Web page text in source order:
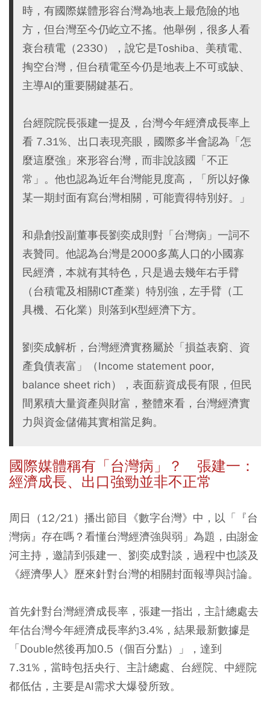
時，有國際媒體形容台灣為地表上最危險的地
方，但台灣至今仍屹立不搖。他舉例，很多人看
衰台積電（2330），說它是Toshiba、美積電、
掏空台灣，但台積電至今仍是地表上不可或缺、
主導AI的重要關鍵基石。
台經院院長張建一提及，台灣今年經濟成長率上
看 7.31%、出口表現亮眼，國際多半會認為「怎
麼這麼強」來形容台灣，而非說該國「不正
常」。他也認為近年台灣能見度高，「所以好像
某一期封面有寫台灣相關，可能賣得特別好。」
和鼎創投副董事長劉奕成則對「台灣病」一詞不
表贊同。他認為台灣是2000多萬人口的小國寡
民經濟，本就有其特色，只是過去幾年右手臂
（台積電及相關ICT產業）特別強，左手臂（工
具機、石化業）則落到K型經濟下方。
劉奕成解析，台灣經濟實務屬於「損益表窮、資
產負債表富」（Income statement poor,
balance sheet rich），表面薪資成長有限，但民
間累積大量資產與財富，整體來看，台灣經濟實
力與資金儲備其實相當足夠。
國際媒體稱有「台灣病」？ 張建一：
經濟成長、出口強勁並非不正常
周日（12/21）播出節目《數字台灣》中，以「『台
灣病』存在嗎？看懂台灣經濟強與弱」為題，由謝金
河主持，邀請到張建一、劉奕成對談，過程中也談及
《經濟學人》歷來針對台灣的相關封面報導與討論。
首先針對台灣經濟成長率，張建一指出，主計總處去
年估台灣今年經濟成長率約3.4%，結果最新數據是
「Double然後再加0.5（個百分點）」，達到
7.31%，當時包括央行、主計總處、台經院、中經院
都低估，主要是AI需求大爆發所致。